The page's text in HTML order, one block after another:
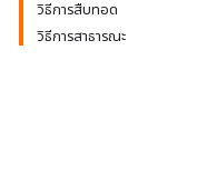
วิธีการสืบทอด
วิธีการสาธารณะ